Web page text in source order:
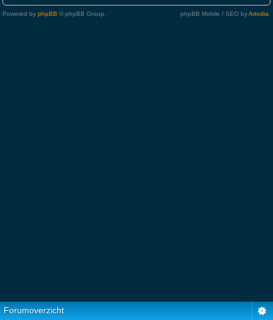
Powered by phpBB © phpBB Group. phpBB Mobile / SEO byArtodia
Forumoverzicht